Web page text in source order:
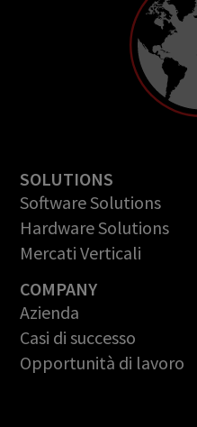
SOLUTIONS
Software Solutions
Hardware Solutions
Mercati Verticali
COMPANY
Azienda
Casi di successo
Opportunità di lavoro